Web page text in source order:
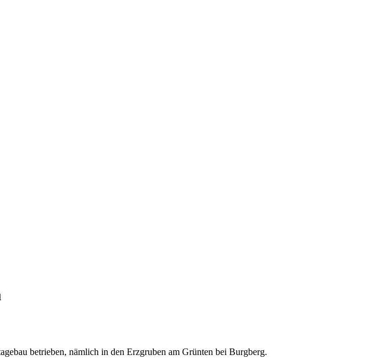
betrieben, nämlich in den Erzgruben am Grünten bei Burgberg.